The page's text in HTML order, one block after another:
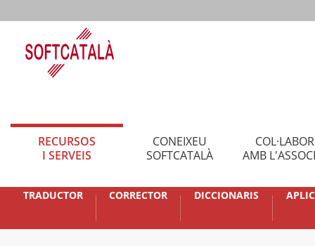
RECURSOS
I SERVEIS
CONEIXEU
SOFTCATALÀ
AMB
TRADUCTOR CORRECTOR DICCIONARIS